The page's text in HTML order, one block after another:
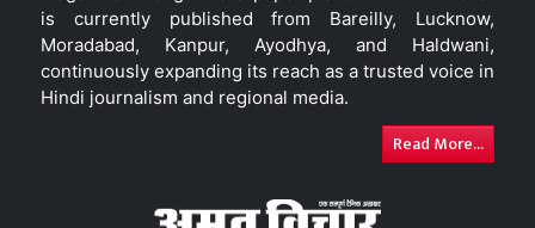
is currently published from Bareilly, Lucknow,
Moradabad, Kanpur, Ayodhya, and Haldwani,
continuously expanding its reach as a trusted voice in
Hindi journalism and regional media.
Read More...